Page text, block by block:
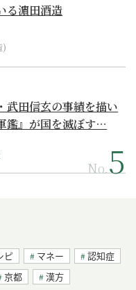
る濵田酒造
)
武田信玄の事績を描い
鑑』が国を滅ぼす…
No.
ピ マネー
認知症
京都 漢方